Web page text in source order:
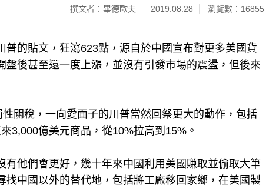
撰文者：畢德歐夫 2019.08.28 瀏覽數：16855
的貼文，狂瀉623點，源自於中國宣布對更多美國貨
後甚至還一度上漲，並沒有引發市場的震盪，但後來
關稅，一向愛面子的川普當然回祭更大的動作，包括
3,000億美元商品，從10%拉高到15%。
他們會更好，㡬十年來中國利用美國賺取並偷取大筆
中國以外的替代地，包括將工廠移回家鄉，在美國製